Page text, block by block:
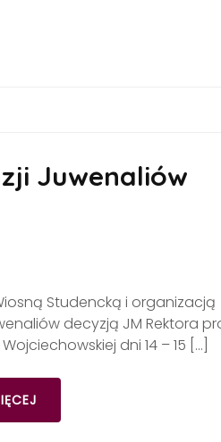
Juwenaliów
Studencką i organizacją
decyzją JM Rektora
dni 14 – 15 […]